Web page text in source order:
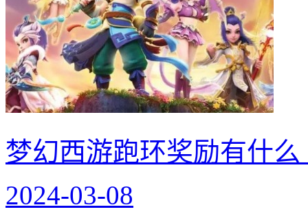
梦幻西游跑环奖励有什
2024-03-08